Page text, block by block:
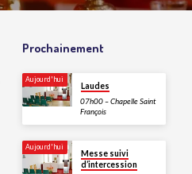
Prochainement
Aujourd'hui
Laudes
07h00 – Chapelle Saint
François
Aujourd'hui
Messe suivi
d’intercession